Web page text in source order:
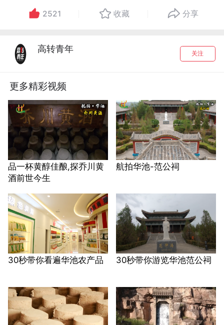
2521 收藏 分享
高转青年 关注
更多精彩视频
品一杯黄醇佳酿,探乔川黄
酒前世今生
航拍华池-范公祠
30秒带你看遍华池农产品 30秒带你游览华池范公祠